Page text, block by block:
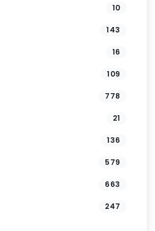
10
143
16
109
778
21
136
579
663
247